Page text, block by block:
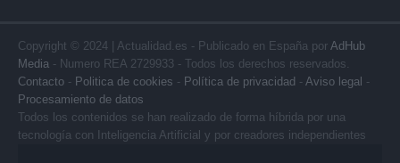
Copyright © 2024 | Actualidad.es - Publicado en España por AdHub
Media - Numero REA 2729933 - Todos los derechos reservados.
Contacto - Politica de cookies - Política de privacidad - Aviso legal -
Procesamiento de datos
Todos los contenidos se han realizado de forma híbrida por una
tecnología con Inteligencia Artificial y por creadores independientes